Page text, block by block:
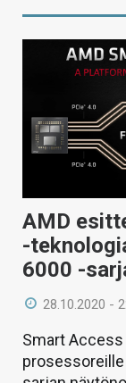
AMD
-
6000 -
28.10.2020 -
Smart Access
prosessoreille